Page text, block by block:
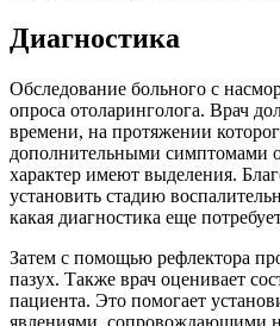
Диагностика
Обследование больного с
опроса отоларинголога. Врач
времени, на протяжении
дополнительными симптомами
характер имеют выделения.
установить стадию
какая диагностика еще
Затем с помощью рефлектора
пазух. Также врач оценивает
пациента. Это помогает
явлениями, сопровождающими